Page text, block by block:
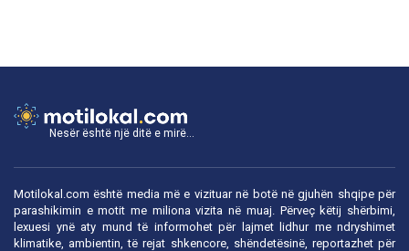
Nesër është një ditë e mirë...
Motilokal.com është media më e vizituar në botë në gjuhën shqipe për
parashikimin e motit me miliona vizita në muaj. Përveç këtij shërbimi,
lexuesi ynë aty mund të informohet për lajmet lidhur me ndryshimet
klimatike, ambientin, të rejat shkencore, shëndetësinë, reportazhet për